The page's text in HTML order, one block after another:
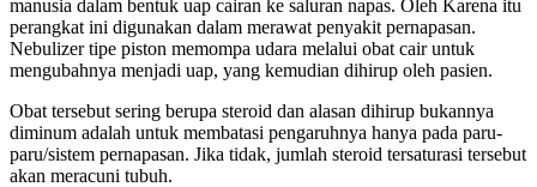
manusia dalam bentuk uap cairan ke saluran napas. Oleh Karena itu
perangkat ini digunakan dalam merawat penyakit pernapasan.
Nebulizer tipe piston memompa udara melalui obat cair untuk
mengubahnya menjadi uap, yang kemudian dihirup oleh pasien.
Obat tersebut sering berupa steroid dan alasan dihirup bukannya
diminum adalah untuk membatasi pengaruhnya hanya pada paru-
paru/sistem pernapasan. Jika tidak, jumlah steroid tersaturasi tersebut
akan meracuni tubuh.